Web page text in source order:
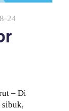
24
– Di